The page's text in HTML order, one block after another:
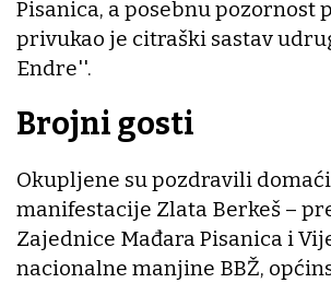
Pisanica, a posebnu pozornost
privukao je citraški sastav
Endre''.
Brojni gosti
Okupljene su pozdravili
manifestacije Zlata Berkeš –
Zajednice Mađara Pisanica i
nacionalne manjine BBŽ,